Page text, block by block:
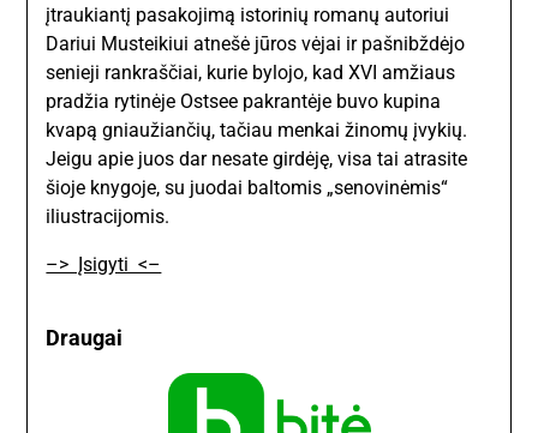
įtraukiantį pasakojimą istorinių romanų autoriui
Dariui Musteikiui atnešė jūros vėjai ir pašnibždėjo
senieji rankraščiai, kurie bylojo, kad XVI amžiaus
pradžia rytinėje Ostsee pakrantėje buvo kupina
kvapą gniaužiančių, tačiau menkai žinomų įvykių.
Jeigu apie juos dar nesate girdėję, visa tai atrasite
šioje knygoje, su juodai baltomis „senovinėmis“
iliustracijomis.
–> Įsigyti <–
Draugai